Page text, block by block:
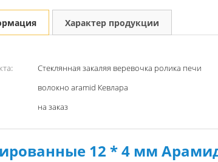
Характер продукции
Стеклянная закаляя веревочка ролика печи
волокно aramid Кевлара
на заказ
12 * 4 мм